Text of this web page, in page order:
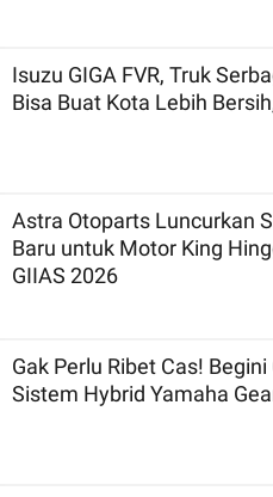
Isuzu GIGA FVR, Truk
Bisa Buat Kota Lebih
Astra Otoparts Luncurkan
Baru untuk Motor King
GIIAS 2026
Gak Perlu Ribet Cas! Begini
Sistem Hybrid Yamaha